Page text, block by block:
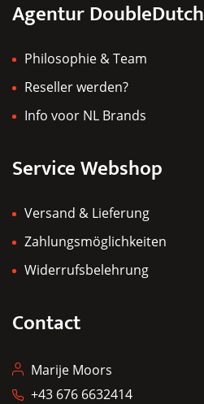
Agentur DoubleDutch
Philosophie & Team
Reseller werden?
Info voor NL Brands
Service Webshop
Versand & Lieferung
Zahlungsmöglichkeiten
Widerrufsbelehrung
Contact
Marije Moors
+43 676 6632414